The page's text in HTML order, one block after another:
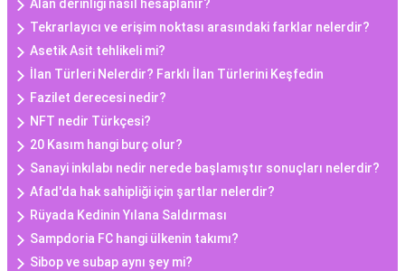
Alan derinliği nasıl hesaplanır?
Tekrarlayıcı ve erişim noktası arasındaki farklar nelerdir?
Asetik Asit tehlikeli mi?
İlan Türleri Nelerdir? Farklı İlan Türlerini Keşfedin
Fazilet derecesi nedir?
NFT nedir Türkçesi?
20 Kasım hangi burç olur?
Sanayi inkılabı nedir nerede başlamıştır sonuçları nelerdir?
Afad'da hak sahipliği için şartlar nelerdir?
Rüyada Kedinin Yılana Saldırması
Sampdoria FC hangi ülkenin takımı?
Sibop ve subap aynı şey mi?